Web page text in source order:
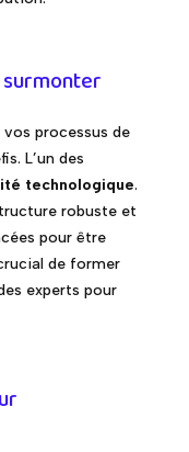
processus de
L’un des
technologique.
robuste et
pour être
de former
experts pour